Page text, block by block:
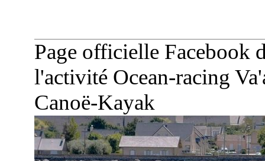
Page officielle Facebook
l'activité Ocean-racing
Canoë-Kayak